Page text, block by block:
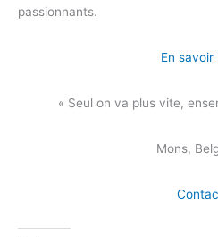
passionnants.
En savoir
« Seul on va plus vite,
Mons,